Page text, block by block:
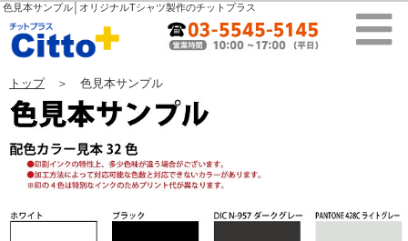
色見本サンプル│オリジナルTシャツ製作のチットプラス
トップ＞ 色見本サンプル